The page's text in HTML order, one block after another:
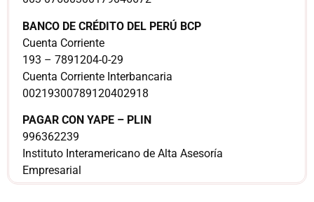
BANCO DE CRÉDITO DEL PERÚ BCP
Cuenta Corriente
193 – 7891204-0-29
Cuenta Corriente Interbancaria
00219300789120402918
PAGAR CON YAPE – PLIN
996362239
Instituto Interamericano de Alta Asesoría
Empresarial